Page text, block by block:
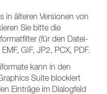
in älteren Versionen von
Sie bitte die
(für den Datei-
GIF, JP2, PCX, PDF.
kann in den
Suite blockiert
Einträge im Dialogfeld